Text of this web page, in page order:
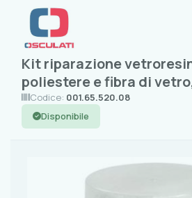
Kit riparazione
poliestere e fibra di
Codice: 001.65.520.08
Disponibile